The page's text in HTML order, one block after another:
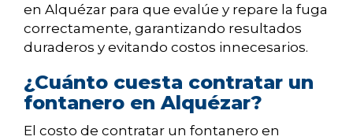
en Alquézar para que evalúe y repare la fuga
correctamente, garantizando resultados
duraderos y evitando costos innecesarios.
¿Cuánto cuesta contratar un
fontanero en Alquézar?
El costo de contratar un fontanero en